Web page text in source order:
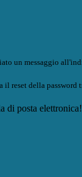
un messaggio
il reset della password
di posta elettronica!